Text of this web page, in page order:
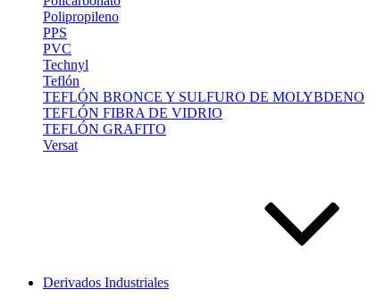
Polipropileno
PPS
PVC
Technyl
Teflón
TEFLÓN BRONCE Y SULFURO DE MOLYBDENO
TEFLÓN FIBRA DE VIDRIO
TEFLÓN GRAFITO
Versat
Derivados Industriales